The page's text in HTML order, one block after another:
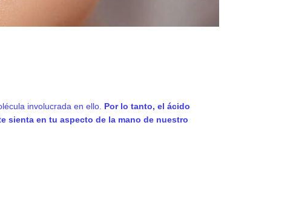
involucrada en ello. Por lo tanto, el ácido
sienta en tu aspecto de la mano de nuestro